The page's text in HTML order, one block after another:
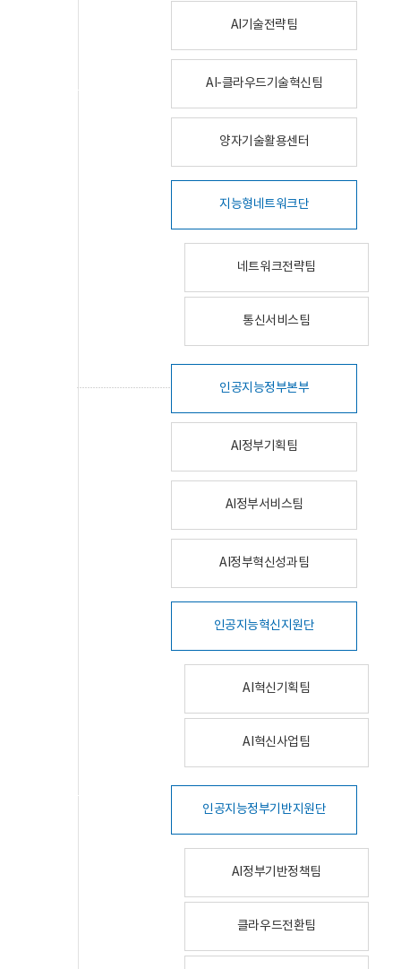
AI기술전략팀
AI-클라우드기술혁신팀
양자기술활용센터
지능형네트워크단
네트워크전략팀
통신서비스팀
인공지능정부본부
AI정부기획팀
AI정부서비스팀
AI정부혁신성과팀
인공지능혁신지원단
AI혁신기획팀
AI혁신사업팀
인공지능정부기반지원단
AI정부기반정책팀
클라우드전환팀